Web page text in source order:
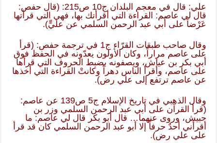
علي: قال في معجم البلدان ج10 ص215: (قال حفص:
قال لي عاصم: القراءة التي أقرأتك بها، فهي التي قرأتها
عَرْضاً على أبي عبد الرحمن السلمي عن عليٍّ).
وقال صاحب طبقات القرّاء ج1 في ترجمة حفص: (قرأ
على عاصم مراراً، وكان الأولون يعدّونه في الحفظ فوق
أبي بكر بن عياش، ويصفونه بضبط الحروف التي قرأها
على عاصم، وأقرأ الناس دهراً وكانتْ القراءة التي أخذها
عن عاصم ترتفع إلى علي رض).
وقال الذهبي في تاريخ الإسلام ج5 ص139 عن عاصم:
(قرأ القرآن على أبي عبد الرحمن السلمي وزر بن
حبيش، وروى عنهما… قال أبو بكر قال لي عاصم: ما
أقرأني أحدٌ حرفاً إلا أبو عبد الرحمن السلمي كان قد قرأ
على علي رض).